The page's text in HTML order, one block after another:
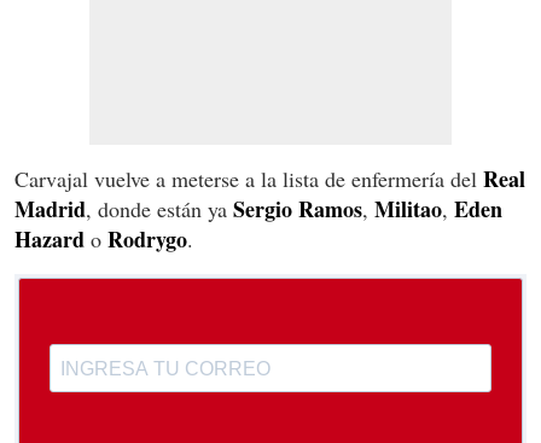
Carvajal vuelve a meterse a la lista de enfermería del Real
Madrid, donde están ya Sergio Ramos, Militao, Eden
Hazard o Rodrygo.